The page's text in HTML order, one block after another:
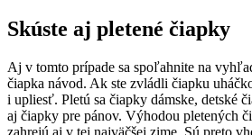
Skúste aj pletené čiapky
Aj v tomto prípade sa spoľahnite na
čiapka návod. Ak ste zvládli čiapku
i upliesť. Pletú sa čiapky dámske, detské
aj čiapky pre pánov. Výhodou pletených
zahrejú aj v tej najväčšej zime. Sú preto